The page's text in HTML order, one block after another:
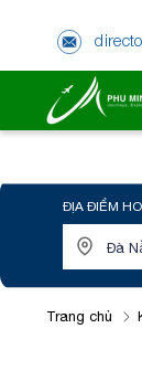
ĐỊA ĐIỂM
Trang chủ